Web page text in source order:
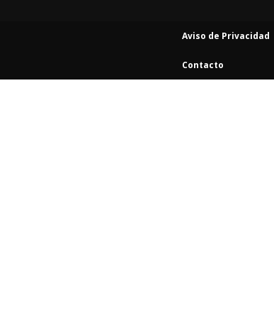
Aviso de Privacidad
Contacto